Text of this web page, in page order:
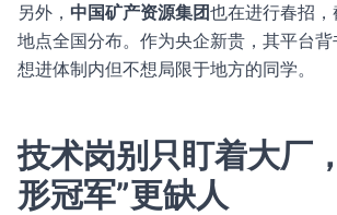
另外， 中国矿产资源集团也在进行春招，
地点全国分布。作为央企新贵，其平台
想进体制内但不想局限于地方的同学。
技术岗别只盯着大厂
形冠军”更缺人